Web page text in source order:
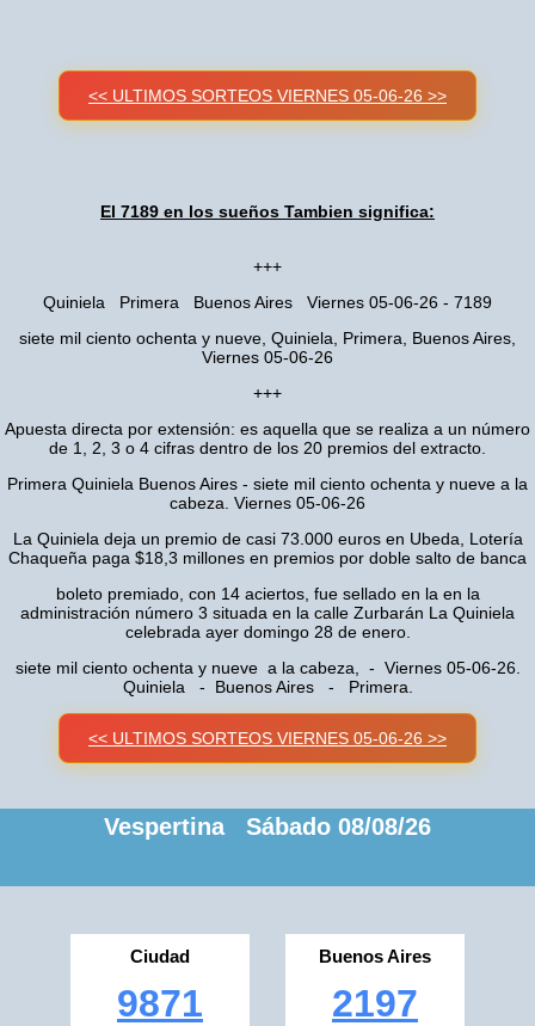
<< ULTIMOS SORTEOS VIERNES 05-06-26 >>
El 7189 en los sueños Tambien significa:
+++
Quiniela Primera Buenos Aires Viernes 05-06-26 - 7189
siete mil ciento ochenta y nueve, Quiniela, Primera, Buenos Aires,
Viernes 05-06-26
+++
Apuesta directa por extensión: es aquella que se realiza a un número
de 1, 2, 3 o 4 cifras dentro de los 20 premios del extracto.
Primera Quiniela Buenos Aires - siete mil ciento ochenta y nueve a la
cabeza. Viernes 05-06-26
La Quiniela deja un premio de casi 73.000 euros en Ubeda, Lotería
Chaqueña paga $18,3 millones en premios por doble salto de banca
boleto premiado, con 14 aciertos, fue sellado en la en la
administración número 3 situada en la calle Zurbarán La Quiniela
celebrada ayer domingo 28 de enero.
siete mil ciento ochenta y nueve a la cabeza, - Viernes 05-06-26.
Quiniela - Buenos Aires - Primera.
<< ULTIMOS SORTEOS VIERNES 05-06-26 >>
Vespertina Sábado 08/08/26
Ciudad
9871
Buenos Aires
2197